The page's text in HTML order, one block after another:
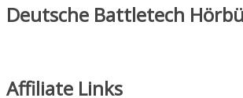
Deutsche Battletech
Affiliate Links